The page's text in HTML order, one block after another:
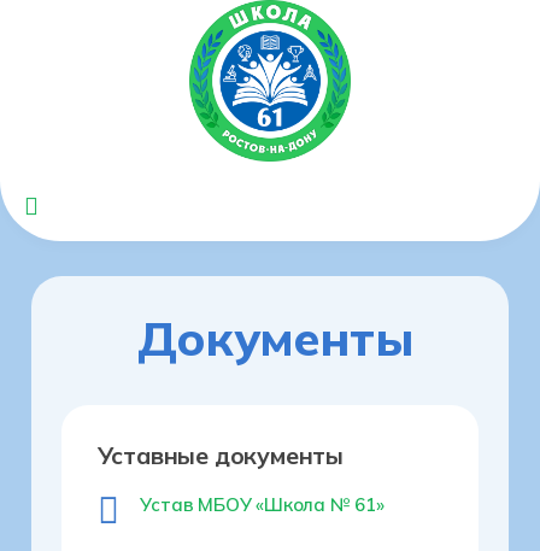
Документы
Уставные документы
Устав МБОУ «Школа № 61»